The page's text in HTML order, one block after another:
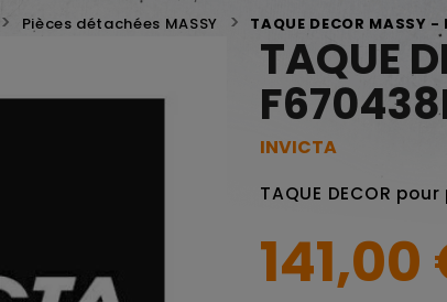
Pièces détachées MASSY TAQUE DECOR MASSY
TAQUE
INVICTA
TAQUE DECOR
141,00